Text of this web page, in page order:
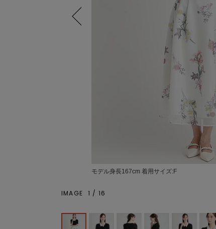
モデル身長167cm 着用サイズ:F
IMAGE 1 / 16